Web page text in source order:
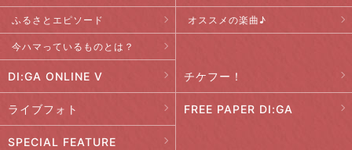
ふるさとエピソード オススメの楽曲♪
今ハマっているものとは？
DI:GA ONLINE V チケフー！
ライブフォト FREE PAPER DI:GA
SPECIAL FEATURE